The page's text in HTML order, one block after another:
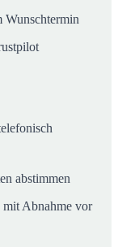
Wunschtermin
abstimmen
mit Abnahme vor